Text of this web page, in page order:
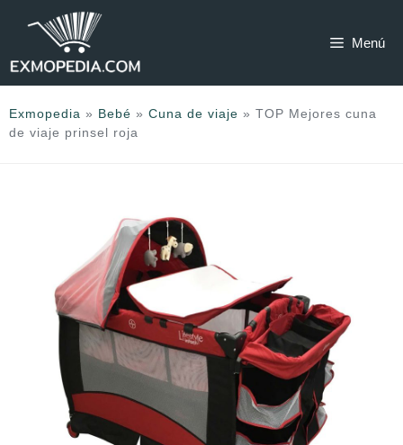
Menú
Exmopedia » Bebé » Cuna de viaje » TOP Mejores cuna
de viaje prinsel roja